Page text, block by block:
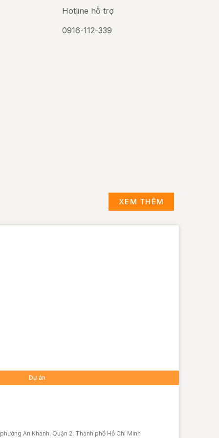
Hotline hỗ trợ
0916-112-339
XEM THÊM
Dự án
An Khánh, Quận 2, Thành phố Hồ Chí Minh